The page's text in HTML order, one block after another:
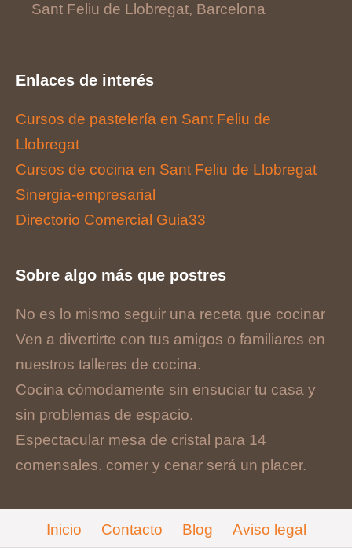
Sant Feliu de Llobregat, Barcelona
Enlaces de interés
Cursos de pastelería en Sant Feliu de
Llobregat
Cursos de cocina en Sant Feliu de Llobregat
Sinergia-empresarial
Directorio Comercial Guia33
Sobre algo más que postres
No es lo mismo seguir una receta que cocinar
Ven a divertirte con tus amigos o familiares en
nuestros talleres de cocina.
Cocina cómodamente sin ensuciar tu casa y
sin problemas de espacio.
Espectacular mesa de cristal para 14
comensales. comer y cenar será un placer.
Inicio Contacto Blog
Aviso legal